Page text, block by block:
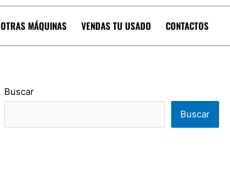
OTRAS MÁQUINAS VENDAS TU USADO CONTACTOS
Buscar
Buscar